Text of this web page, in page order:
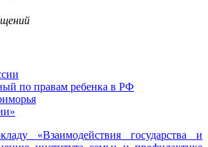
по правам ребенка в РФ
«Взаимодействия государства и